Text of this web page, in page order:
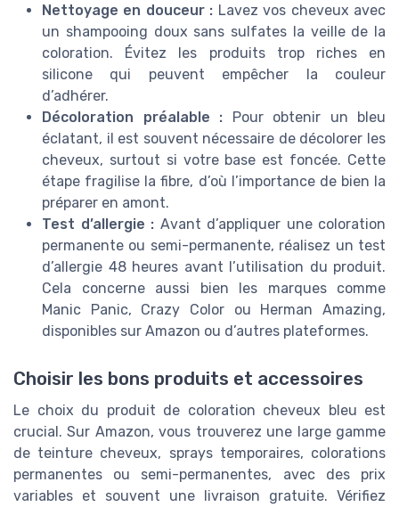
Nettoyage en douceur : Lavez vos cheveux avec
un shampooing doux sans sulfates la veille de la
coloration. Évitez les produits trop riches en
silicone qui peuvent empêcher la couleur
d’adhérer.
Décoloration préalable : Pour obtenir un bleu
éclatant, il est souvent nécessaire de décolorer les
cheveux, surtout si votre base est foncée. Cette
étape fragilise la fibre, d’où l’importance de bien la
préparer en amont.
Test d’allergie : Avant d’appliquer une coloration
permanente ou semi-permanente, réalisez un test
d’allergie 48 heures avant l’utilisation du produit.
Cela concerne aussi bien les marques comme
Manic Panic, Crazy Color ou Herman Amazing,
disponibles sur Amazon ou d’autres plateformes.
Choisir les bons produits et accessoires
Le choix du produit de coloration cheveux bleu est
crucial. Sur Amazon, vous trouverez une large gamme
de teinture cheveux, sprays temporaires, colorations
permanentes ou semi-permanentes, avec des prix
variables et souvent une livraison gratuite. Vérifiez